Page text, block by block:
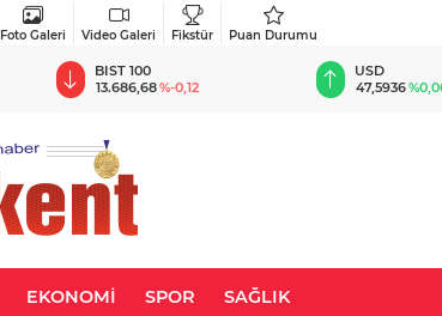
Foto Galeri Video Galeri Fikstür Puan Durumu
USD
47,5936%0,06
EUR
55,0643 %0,11
EKONOMİ SPOR SAĞLIK